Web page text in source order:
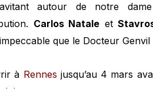
autour de notre
Carlos Natale et
que le Docteur Genvil
à Rennes jusqu’au 4 mars